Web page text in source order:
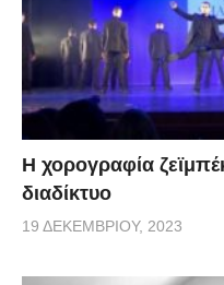
Η χορογραφία
διαδίκτυο
19 ΔΕΚΕΜΒΡΊΟΥ, 2023